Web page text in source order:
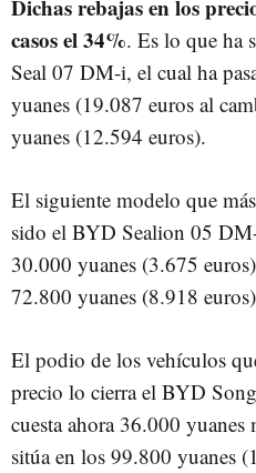
Dichas rebajas en los
casos el 34%. Es lo que ha
Seal 07 DM-i, el cual ha
yuanes (19.087 euros al
yuanes (12.594 euros).
El siguiente modelo que
sido el BYD Sealion 05
30.000 yuanes (3.675
72.800 yuanes (8.918
El podio de los vehículos
precio lo cierra el BYD
cuesta ahora 36.000
sitúa en los 99.800 yuanes